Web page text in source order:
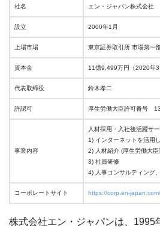
社名 エン・ジャパン株式会社
設立 2000年1月
上場市場 東京証券取引所 市場第一
資本金 11億9,499万円（2020年3
代表取締役 鈴木孝二
許認可 厚生労働大臣許可番号
事業内容
人材採用・入社後活躍サ
1) インターネットを活用
2) 人材紹介 (厚生労働大
3) 社員研修
4) 人事コンサルティング
コーポレートサイト https://corp.en-japan.com/
株式会社エン・ジャパンは、1995